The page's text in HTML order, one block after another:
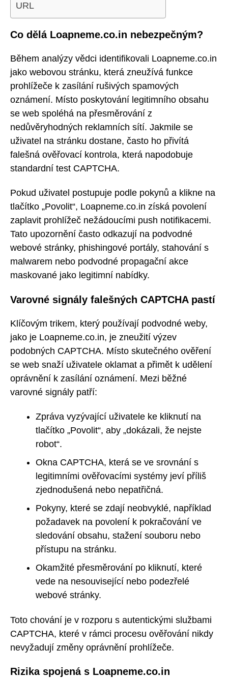
URL
Co dělá Loapneme.co.in nebezpečným?
Během analýzy vědci identifikovali Loapneme.co.in
jako webovou stránku, která zneužívá funkce
prohlížeče k zasílání rušivých spamových
oznámení. Místo poskytování legitimního obsahu
se web spoléhá na přesměrování z
nedůvěryhodných reklamních sítí. Jakmile se
uživatel na stránku dostane, často ho přivítá
falešná ověřovací kontrola, která napodobuje
standardní test CAPTCHA.
Pokud uživatel postupuje podle pokynů a klikne na
tlačítko „Povolit“, Loapneme.co.in získá povolení
zaplavit prohlížeč nežádoucími push notifikacemi.
Tato upozornění často odkazují na podvodné
webové stránky, phishingové portály, stahování s
malwarem nebo podvodné propagační akce
maskované jako legitimní nabídky.
Varovné signály falešných CAPTCHA pastí
Klíčovým trikem, který používají podvodné weby,
jako je Loapneme.co.in, je zneužití výzev
podobných CAPTCHA. Místo skutečného ověření
se web snaží uživatele oklamat a přimět k udělení
oprávnění k zasílání oznámení. Mezi běžné
varovné signály patří:
Zpráva vyzývající uživatele ke kliknutí na
tlačítko „Povolit“, aby „dokázali, že nejste
robot“.
Okna CAPTCHA, která se ve srovnání s
legitimními ověřovacími systémy jeví příliš
zjednodušená nebo nepatřičná.
Pokyny, které se zdají neobvyklé, například
požadavek na povolení k pokračování ve
sledování obsahu, stažení souboru nebo
přístupu na stránku.
Okamžité přesměrování po kliknutí, které
vede na nesouvisející nebo podezřelé
webové stránky.
Toto chování je v rozporu s autentickými službami
CAPTCHA, které v rámci procesu ověřování nikdy
nevyžadují změny oprávnění prohlížeče.
Rizika spojená s Loapneme.co.in